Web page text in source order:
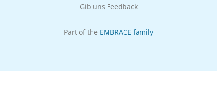
Gib uns Feedback
Part of the EMBRACE family